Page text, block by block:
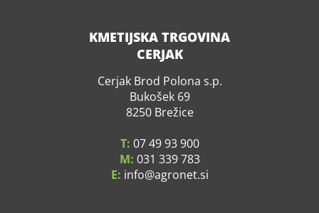
KMETIJSKA TRGOVINA
CERJAK
Cerjak Brod Polona s.p.
Bukošek 69
8250 Brežice
T: 07 49 93 900
M: 031 339 783
E: info agronet.si